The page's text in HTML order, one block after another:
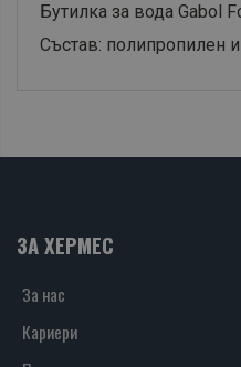
Бутилка за вода Gabol
Състав: полипропилен
ЗА ХЕРМЕС
За нас
Кариери